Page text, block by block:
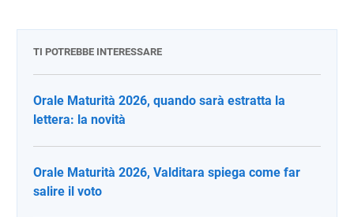
TI POTREBBE INTERESSARE
Orale Maturità 2026, quando sarà estratta la
lettera: la novità
Orale Maturità 2026, Valditara spiega come far
salire il voto